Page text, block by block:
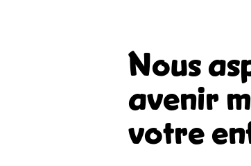
Nous
avenir
votre